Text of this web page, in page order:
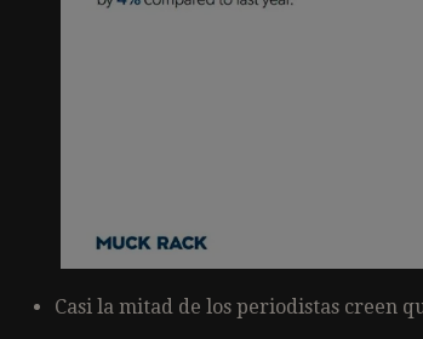
Casi la mitad de los periodistas creen